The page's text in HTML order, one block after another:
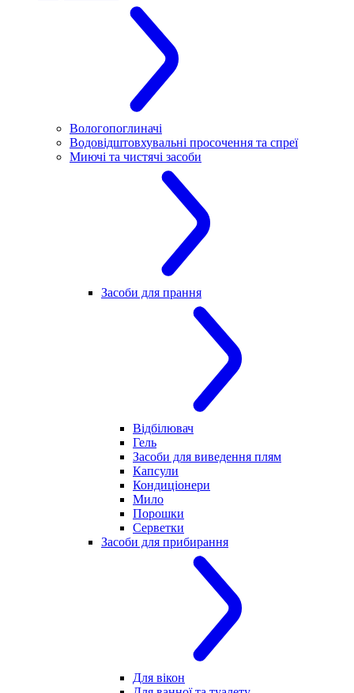
Вологопоглиначі
Водовідштовхувальні просочення та спреї
Миючі та чистячі засоби
Засоби для прання
Відбілювач
Гель
Засоби для виведення плям
Капсули
Кондиціонери
Мило
Порошки
Серветки
Засоби для прибирання
Для вікон